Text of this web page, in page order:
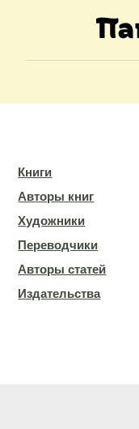
Книги
Авторы книг
Художники
Переводчики
Авторы статей
Издательства